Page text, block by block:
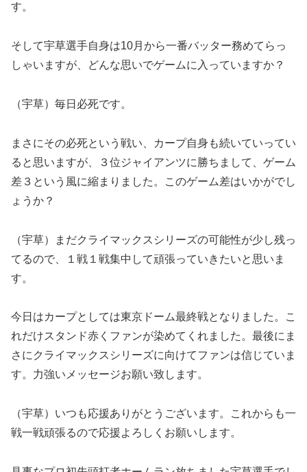
す。
そして宇草選手自身は10月から一番バッター務めてらっ
しゃいますが、どんな思いでゲームに入っていますか？
（宇草）毎日必死です。
まさにその必死という戦い、カープ自身も続いていってい
ると思いますが、３位ジャイアンツに勝ちまして、ゲーム
差３という風に縮まりました。このゲーム差はいかがでし
ょうか？
（宇草）まだクライマックスシリーズの可能性が少し残っ
てるので、１戦１戦集中して頑張っていきたいと思いま
す。
今日はカープとしては東京ドーム最終戦となりました。こ
れだけスタンド赤くファンが染めてくれました。最後にま
さにクライマックスシリーズに向けてファンは信じていま
す。力強いメッセージお願い致します。
（宇草）いつも応援ありがとうございます。これからも一
戦一戦頑張るので応援よろしくお願いします。